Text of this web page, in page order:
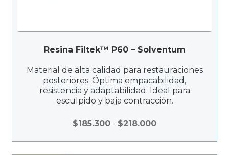
Resina Filtek™ P60 – Solventum
Material de alta calidad para restauraciones
posteriores. Óptima empacabilidad,
resistencia y adaptabilidad. Ideal para
esculpido y baja contracción.
$185.300 - $218.000Rango